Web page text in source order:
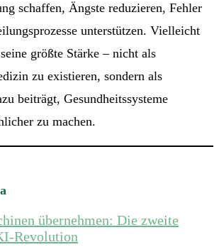
schaffen, Ängste reduzieren, Fehler
unterstützen. Vielleicht
größte Stärke – nicht als
zu existieren, sondern als
beiträgt, Gesundheitssysteme
zu machen.
übernehmen: Die zweite
Revolution